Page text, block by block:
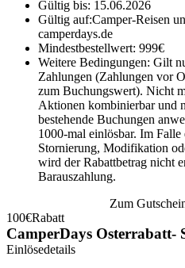
Zum
Gültig bis: 15.06.2026
Gültig auf:Camper-Reisen
camperdays.de
Mindestbestellwert: 999€
Weitere Bedingungen: Gilt
Zahlungen (Zahlungen vor
zum Buchungswert). Nicht
Aktionen kombinierbar und
bestehende Buchungen
1000-mal einlösbar. Im Falle
Stornierung, Modifikation
wird der Rabattbetrag nicht
Barauszahlung.
100€Rabatt
CamperDays Osterrabatt-
Einlösedetails